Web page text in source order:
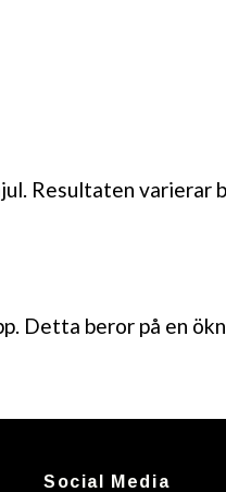
Resultaten varierar
Detta beror på en
Social Media